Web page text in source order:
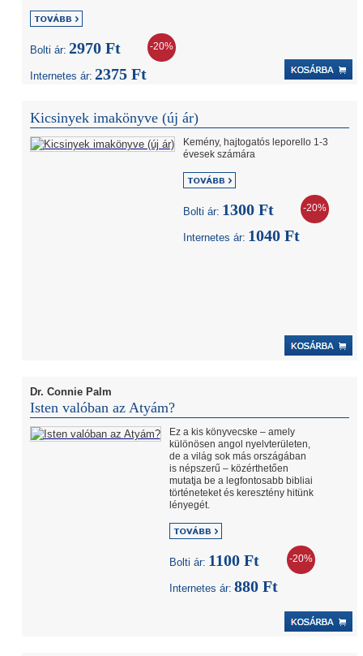
Bolti ár: 2970 Ft -20%
Internetes ár: 2375 Ft
Kicsinyek imakönyve (új ár)
Kemény, hajtogatós leporello 1-3
évesek számára
Bolti ár: 1300 Ft -20%
Internetes ár: 1040 Ft
Dr. Connie Palm
Isten valóban az Atyám?
Ez a kis könyvecske – amely
különösen angol nyelvterületen,
de a világ sok más országában
is népszerű – közérthetően
mutatja be a legfontosabb bibliai
történeteket és keresztény hitünk
lényegét.
Bolti ár: 1100 Ft -20%
Internetes ár: 880 Ft